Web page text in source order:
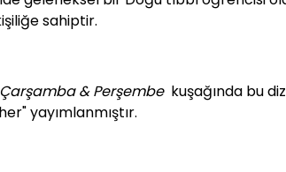
sahiptir.
Çarşamba & Perşembekuşağında bu
yayımlanmıştır.